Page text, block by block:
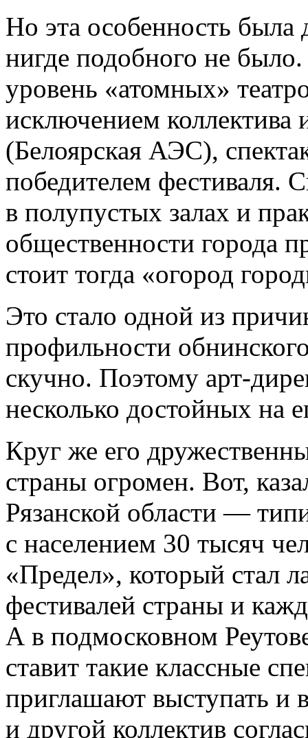
Но эта особенность
нигде подобного не
уровень «атомных»
исключением коллектива
(Белоярская АЭС),
победителем фестиваля.
в полупустых залах и
общественности города
стоит тогда «огород
Это стало одной из
профильности
скучно. Поэтому арт-
несколько достойных на
Круг же его
страны огромен. Вот,
Рязанской области —
с населением 30 тысяч
«Предел», который стал
фестивалей страны и
А в подмосковном
ставит такие классные
приглашают выступать и
и другой коллектив